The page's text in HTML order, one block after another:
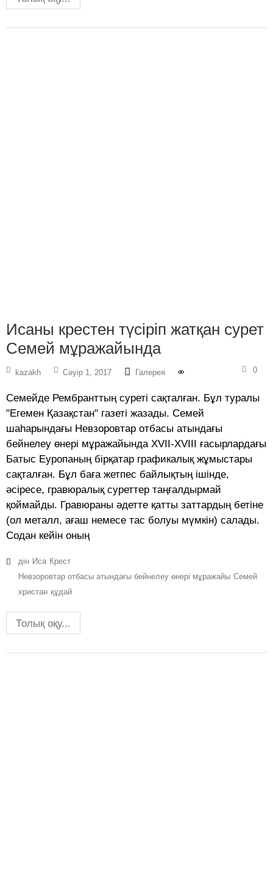
Исаны крестен тү­сіріп жатқан сурет
Cемей мұражайында
kazakh Сәуір 1, 2017 Галерея 0
Семейде Рембранттың суреті сақталған. Бұл туралы
"Егемен Қазақстан" газеті жазады. Cемей
шаһарындағы Невзоровтар отбасы атындағы
бейнелеу өнері мұражайында XVII-XVIII ғасырлардағы
Батыс Еуропаның бірқатар графикалық жұмыстары
сақталған. Бұл баға жетпес байлықтың ішінде,
әсіресе, гравюралық суреттер таңғалдырмай
қоймайды. Гравюраны әдетте қатты заттардың бетіне
(ол металл, ағаш немесе тас болуы мүмкін) салады.
Содан кейін оның
дін Иса Крест
Невзоровтар отбасы атындағы бейнелеу өнері мұражайы Семей
христан құдай
Толық оқу...